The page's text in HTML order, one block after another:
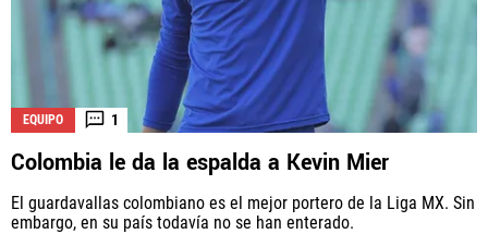
EQUIPO 1
Colombia le da la espalda a Kevin Mier
El guardavallas colombiano es el mejor portero de la Liga MX. Sin
embargo, en su país todavía no se han enterado.